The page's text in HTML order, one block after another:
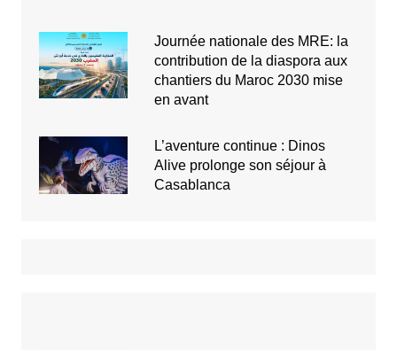
Journée nationale des MRE: la
contribution de la diaspora aux
chantiers du Maroc 2030 mise
en avant
L’aventure continue : Dinos
Alive prolonge son séjour à
Casablanca